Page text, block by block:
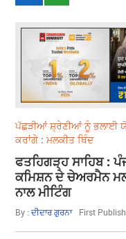
ਪੱਛੜੀਆਂ ਸ਼੍ਰੇਣੀਆਂ ਨੂੰ ਭਲਾਈ
ਕਰਾਂਗੇ : ਮਲਕੀਤ ਥਿੰਦ
ਫਤਹਿਗੜ੍ਹ ਸਾਹਿਬ :
ਕਮਿਸ਼ਨ ਦੇ ਚੇਅਰਮੈਨ
ਨਾਲ ਮੀਟਿੰਗ
By :ਦੀਦਾਰ ਗੁਰਨਾ First